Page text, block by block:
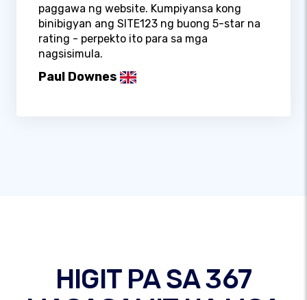
paggawa ng website. Kumpiyansa kong
binibigyan ang SITE123 ng buong 5-star na
rating - perpekto ito para sa mga
nagsisimula.
Paul Downes
HIGIT PA SA 367